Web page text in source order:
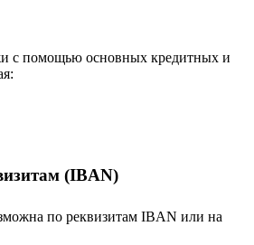
с помощью основных кредитных и
(IBAN)
по реквизитам IBAN или на